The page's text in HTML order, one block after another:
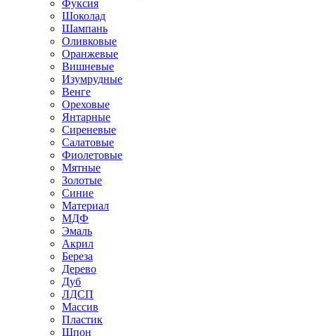
Фуксия
Шоколад
Шампань
Оливковые
Оранжевые
Вишневые
Изумрудные
Венге
Ореховые
Янтарные
Сиреневые
Салатовые
Фиолетовые
Мятные
Золотые
Синие
Материал
МДФ
Эмаль
Акрил
Береза
Дерево
Дуб
ЛДСП
Массив
Пластик
Шпон